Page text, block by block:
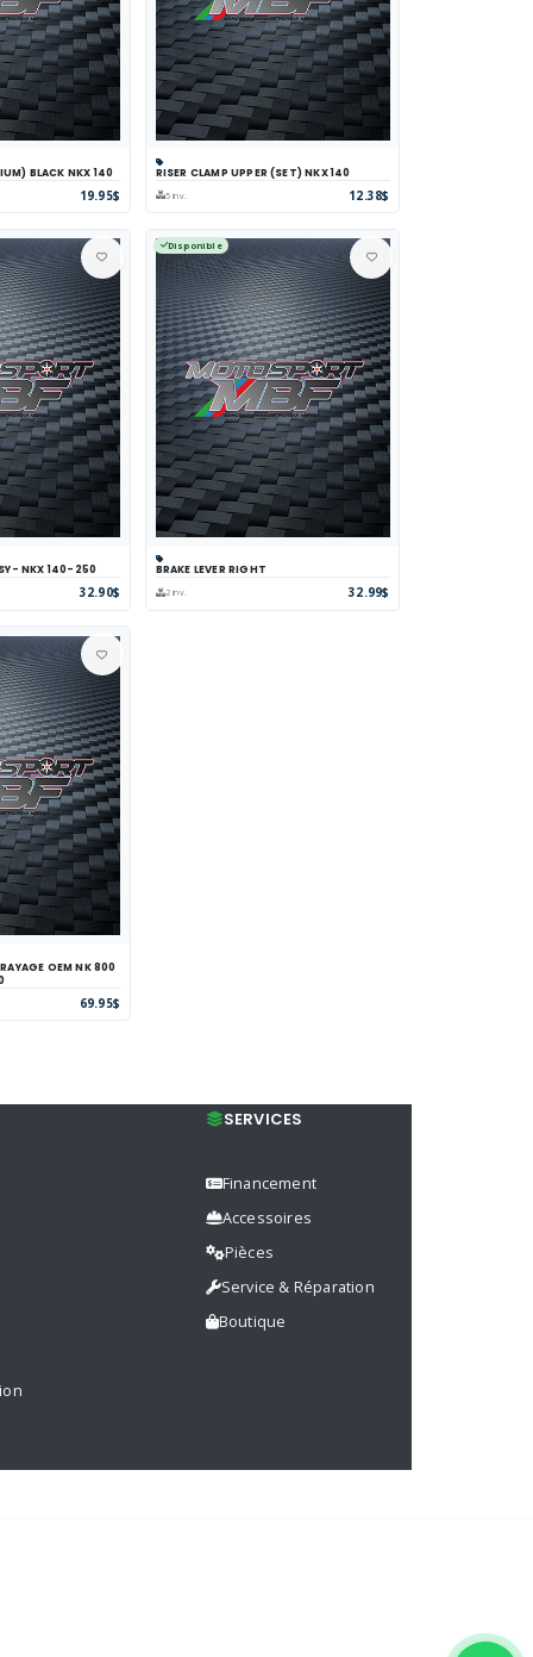
Voir
BLACK NKX 140
19.95$
Panier Comparer Voir
RISER CLAMP UPPER (SET) NKX 140
5 inv. 12.38$
Voir
NKX 140-250
32.90$
Disponible
Panier Comparer
BRAKE LEVER RIGHT
2 inv. 32.99$
Voir
OEM NK 800
69.95$
SERVICES
Financement
Accessoires
Pièces
Service & Réparation
Boutique